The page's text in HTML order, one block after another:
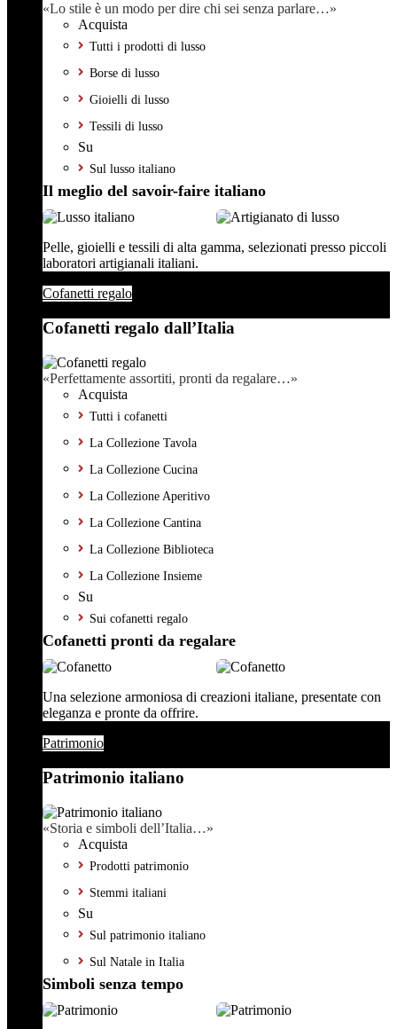
«Lo stile è un modo per dire chi sei senza parlare…»
Acquista
Tutti i prodotti di lusso
Borse di lusso
Gioielli di lusso
Tessili di lusso
Su
Sul lusso italiano
Il meglio del savoir-faire italiano
Pelle, gioielli e tessili di alta gamma, selezionati presso piccoli
laboratori artigianali italiani.
Cofanetti regalo
Cofanetti regalo dall’Italia
«Perfettamente assortiti, pronti da regalare…»
Acquista
Tutti i cofanetti
La Collezione Tavola
La Collezione Cucina
La Collezione Aperitivo
La Collezione Cantina
La Collezione Biblioteca
La Collezione Insieme
Su
Sui cofanetti regalo
Cofanetti pronti da regalare
Una selezione armoniosa di creazioni italiane, presentate con
eleganza e pronte da offrire.
Patrimonio
Patrimonio italiano
«Storia e simboli dell’Italia…»
Acquista
Prodotti patrimonio
Stemmi italiani
Su
Sul patrimonio italiano
Sul Natale in Italia
Simboli senza tempo